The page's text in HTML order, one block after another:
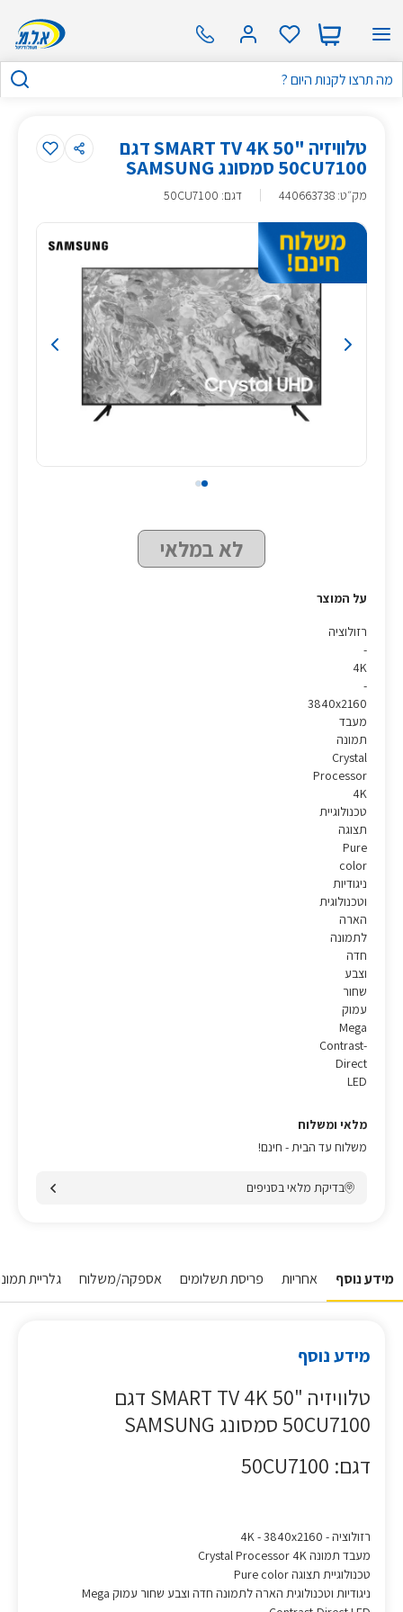
טלוויזיה "50 SMART TV 4K דגם
50CU7100 סמסונג SAMSUNG
מק״ט:
440663738 דגם: 50CU7100
לא במלאי
על המוצר
רזולוציה
-
4K
-
3840x2160
מעבד
תמונה
Crystal
Processor
4K
טכנולוגיית
תצוגה
Pure
color
ניגודיות
וטכנולוגית
הארה
לתמונה
חדה
וצבע
שחור
עמוק
Mega
Contrast-
Direct
LED
מלאי ומשלוח
משלוח עד הבית - חינם!
בדיקת מלאי בסניפים
מידע נוסף אחריות פריסת תשלומים אספקה/משלוח גלריית
מידע נוסף
טלוויזיה "50 SMART TV 4K דגם
50CU7100 סמסונג SAMSUNG
דגם: 50CU7100
רזולוציה - 4K - 3840x2160
מעבד תמונה Crystal Processor 4K
טכנולוגיית תצוגה Pure color
ניגודיות וטכנולוגית הארה לתמונה חדה וצבע שחור עמוק Mega